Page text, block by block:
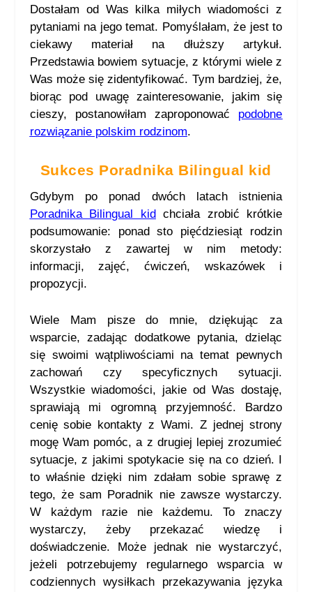
Dostałam od Was kilka miłych wiadomości z
pytaniami na jego temat. Pomyślałam, że jest to
ciekawy materiał na dłuższy artykuł.
Przedstawia bowiem sytuacje, z którymi wiele z
Was może się zidentyfikować. Tym bardziej, że,
biorąc pod uwagę zainteresowanie, jakim się
cieszy, postanowiłam zaproponować podobne
rozwiązanie polskim rodzinom.
Sukces Poradnika Bilingual kid
Gdybym po ponad dwóch latach istnienia
Poradnika Bilingual kid chciała zrobić krótkie
podsumowanie: ponad sto pięćdziesiąt rodzin
skorzystało z zawartej w nim metody:
informacji, zajęć, ćwiczeń, wskazówek i
propozycji.
Wiele Mam pisze do mnie, dziękując za
wsparcie, zadając dodatkowe pytania, dzieląc
się swoimi wątpliwościami na temat pewnych
zachowań czy specyficznych sytuacji.
Wszystkie wiadomości, jakie od Was dostaję,
sprawiają mi ogromną przyjemność. Bardzo
cenię sobie kontakty z Wami. Z jednej strony
mogę Wam pomóc, a z drugiej lepiej zrozumieć
sytuacje, z jakimi spotykacie się na co dzień. I
to właśnie dzięki nim zdałam sobie sprawę z
tego, że sam Poradnik nie zawsze wystarczy.
W każdym razie nie każdemu. To znaczy
wystarczy, żeby przekazać wiedzę i
doświadczenie. Może jednak nie wystarczyć,
jeżeli potrzebujemy regularnego wsparcia w
codziennych wysiłkach przekazywania języka